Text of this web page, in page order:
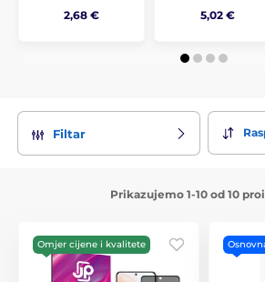
2,68 € 5,02 €
Filtar
Prikazujemo 1-10 od 10
Omjer cijene i kvalitete